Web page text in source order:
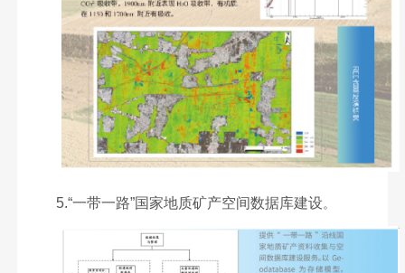
5.“一带一路”国家地质矿产空间数据库建设。